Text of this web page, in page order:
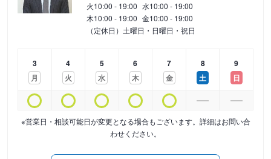
火10:00 - 19:00 水10:00 - 19:00
木10:00 - 19:00 金10:00 - 19:00
（定休日）土曜日・日曜日・祝日
3
月
4
火
5
水
6
木
7
金
8
土
9
日
※営業日・相談可能日が変更となる場合もございます。詳細はお問い合
わせください。